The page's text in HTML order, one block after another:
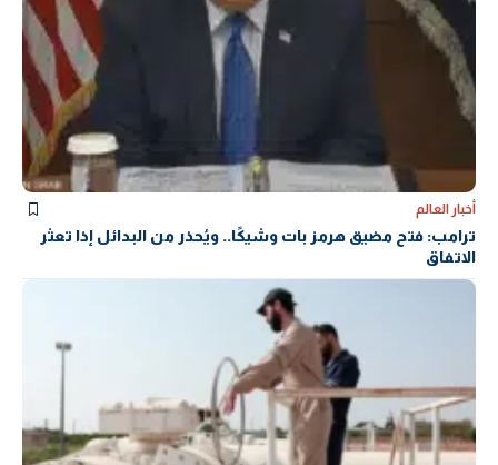
أخبار العالم
ترامب: فتح مضيق هرمز بات وشيكًا.. ويُحذر من البدائل إذا تعثر
الاتفاق